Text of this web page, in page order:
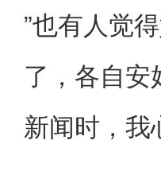
”也有人觉
了，各自安
新闻时，我